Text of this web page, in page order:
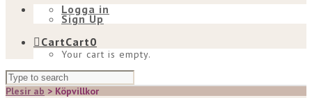
Logga in
Sign Up
CartCart0
Your cart is empty.
Plesir ab > Köpvillkor